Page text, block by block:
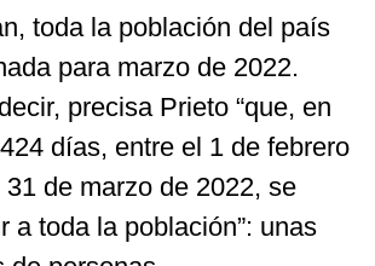
toda la población del país
para marzo de 2022.
precisa Prieto “que, en
días, entre el 1 de febrero
de marzo de 2022, se
a toda la población”: unas